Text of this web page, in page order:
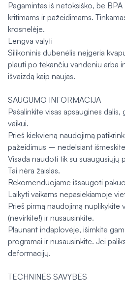
Pagamintas iš netoksiško, be
kritimams ir pažeidimams.
krosnelėje.
Lengva valyti
Silikoninis dubenėlis neįgeria
plauti po tekančiu vandeniu arba
išvaizdą kaip naujas.
SAUGUMO INFORMACIJA
Pašalinkite visas apsaugines
vaikui.
Prieš kiekvieną naudojimą
pažeidimus – nedelsiant
Visada naudoti tik su suaugusiųjų
Tai nėra žaislas.
Rekomenduojame išsaugoti
Laikyti vaikams nepasiekiamoje
Prieš pirmą naudojimą nuplikykite
(nevirkite!) ir nusausinkite.
Plaunant indaplovėje, išimkite
programai ir nusausinkite. Jei
deformacijų.
TECHNINĖS SAVYBĖS